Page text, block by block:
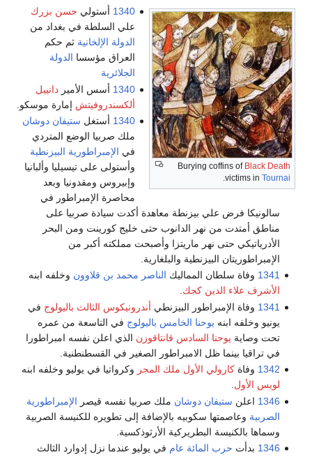
Burying coffins of Black Death
victims in Tournai
.
1340 أستولي حسن بزرك
علي السلطة في بغداد من
الدولة الإلخانية ثم حكم
العراق مؤسسا الدولة
الجلائرية
1340 أسس الأمير دانييل
ألكسندروفيتش إمارة موسكو.
1340 أستغل ستيفان دوشان
ملك صربيا الوضع المتردي
في الإمبراطورية البيزنطية
وأستولى على تيسيليا وألبانيا
وإبيروس ومقدونيا وبعد
محاصرة الإمبراطور في
سالونيكا فرض علي بيزنطة معاهدة أكدت سيادة صربيا على
مناطق أمتدت من نهر الدانوب حتى خليج كورينت ومن البحر
الأدرياتيكي حتى نهر ماريتزا وأصبحت مملكته أكبر من
الإمبراطوريتان البيزنطية والبلغارية.
1341 وفاة سلطان المماليك الناصر محمد بن قلاوون وخلفه ابنه
الأشرف علاء الدين كجك.
1341 وفاة الإمبراطور البيزنطي أندرونيكوس الثالث باليولوج في
يونيو وخلفه ابنه يوحنا الخامس باليولوج في التاسعة من عمره
تحت وصاية يوحنا السادس قانتاقوزن الذي اعلن نفسه امبراطورا
في تراقيا بينما ظل الامبراطور الصغير في القسطنطنية.
1342 وفاةكارولي الأول ملك المجر وكرواتيا في يوليو وخلفه ابنه
لويس الأول.
1346 اعلن ستيفان دوشان ملك صربيا نفسه قيصر الإمبراطورية
الصربية وعاصمتها سكوبيه بالإضافة إلى تطويره للكنيسة الصربية
وسماها بالكنيسة البطريركية الأرثوذكسية.
1346 بدأت حرب المائة عام في يوليو عندما نزل إدوارد الثالث